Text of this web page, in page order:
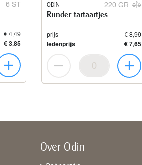
6 ST
€ 4,49
€ 3,85
ODIN 220 GR
Runder tartaartjes
prijs
€ 8,99
ledenprijs
€ 7,65
Over Odin